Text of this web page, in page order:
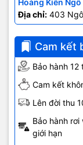
Hoàng Kiên Ngô
Địa chỉ: 403
0707.678.707
Cam kết
Bảo hành 12
Cam kết
Lên đời thu
Bảo hành
giới hạn